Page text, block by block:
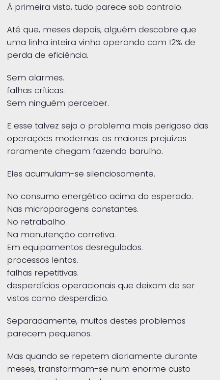
À primeira vista, tudo parece sob controlo.
Até que, meses depois, alguém descobre que
uma linha inteira vinha operando com 12% de
perda de eficiência.
Sem alarmes.
falhas críticas.
Sem ninguém perceber.
E esse talvez seja o problema mais perigoso das
operações modernas: os maiores prejuízos
raramente chegam fazendo barulho.
Eles acumulam-se silenciosamente.
No consumo energético acima do esperado.
Nas microparagens constantes.
No retrabalho.
Na manutenção corretiva.
Em equipamentos desregulados.
processos lentos.
falhas repetitivas.
desperdícios operacionais que deixam de ser
vistos como desperdício.
Separadamente, muitos destes problemas
parecem pequenos.
Mas quando se repetem diariamente durante
meses, transformam-se num enorme custo